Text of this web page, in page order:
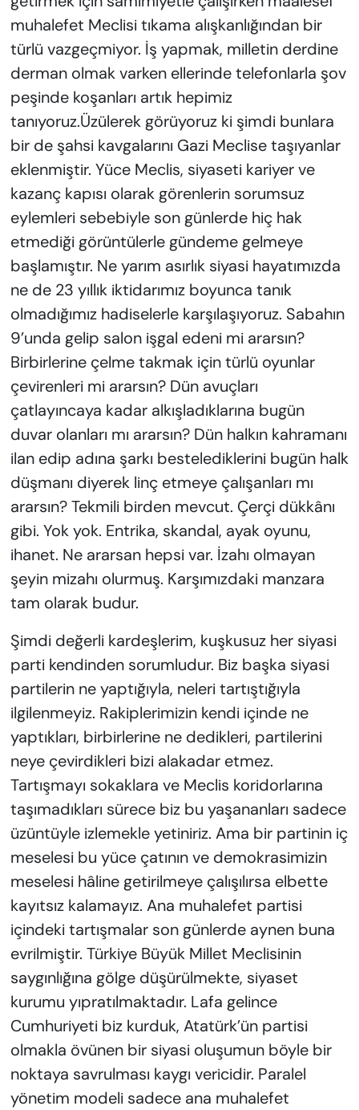
muhalefet Meclisi tıkama alışkanlığından bir
türlü vazgeçmiyor. İş yapmak, milletin derdine
derman olmak varken ellerinde telefonlarla şov
peşinde koşanları artık hepimiz
tanıyoruz.Üzülerek görüyoruz ki şimdi bunlara
bir de şahsi kavgalarını Gazi Meclise taşıyanlar
eklenmiştir. Yüce Meclis, siyaseti kariyer ve
kazanç kapısı olarak görenlerin sorumsuz
eylemleri sebebiyle son günlerde hiç hak
etmediği görüntülerle gündeme gelmeye
başlamıştır. Ne yarım asırlık siyasi hayatımızda
ne de 23 yıllık iktidarımız boyunca tanık
olmadığımız hadiselerle karşılaşıyoruz. Sabahın
9’unda gelip salon işgal edeni mi ararsın?
Birbirlerine çelme takmak için türlü oyunlar
çevirenleri mi ararsın? Dün avuçları
çatlayıncaya kadar alkışladıklarına bugün
duvar olanları mı ararsın? Dün halkın kahramanı
ilan edip adına şarkı bestelediklerini bugün halk
düşmanı diyerek linç etmeye çalışanları mı
ararsın? Tekmili birden mevcut. Çerçi dükkânı
gibi. Yok yok. Entrika, skandal, ayak oyunu,
ihanet. Ne ararsan hepsi var. İzahı olmayan
şeyin mizahı olurmuş. Karşımızdaki manzara
tam olarak budur.
Şimdi değerli kardeşlerim, kuşkusuz her siyasi
parti kendinden sorumludur. Biz başka siyasi
partilerin ne yaptığıyla, neleri tartıştığıyla
ilgilenmeyiz. Rakiplerimizin kendi içinde ne
yaptıkları, birbirlerine ne dedikleri, partilerini
neye çevirdikleri bizi alakadar etmez.
Tartışmayı sokaklara ve Meclis koridorlarına
taşımadıkları sürece biz bu yaşananları sadece
üzüntüyle izlemekle yetiniriz. Ama bir partinin iç
meselesi bu yüce çatının ve demokrasimizin
meselesi hâline getirilmeye çalışılırsa elbette
kayıtsız kalamayız. Ana muhalefet partisi
içindeki tartışmalar son günlerde aynen buna
evrilmiştir. Türkiye Büyük Millet Meclisinin
saygınlığına gölge düşürülmekte, siyaset
kurumu yıpratılmaktadır. Lafa gelince
Cumhuriyeti biz kurduk, Atatürk’ün partisi
olmakla övünen bir siyasi oluşumun böyle bir
noktaya savrulması kaygı vericidir. Paralel
yönetim modeli sadece ana muhalefet